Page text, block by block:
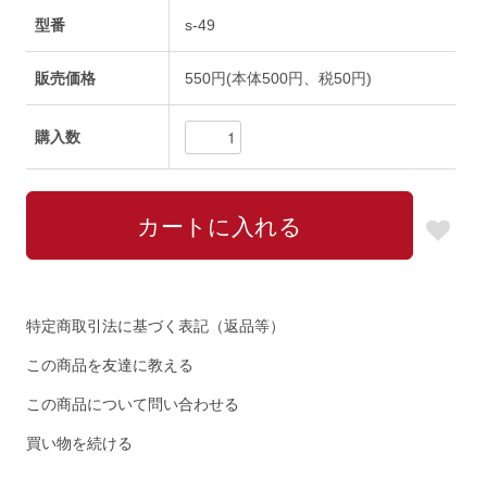
型番 s-49
販売価格 550円(本体500円、税50円)
購入数
特定商取引法に基づく表記（返品等）
この商品を友達に教える
この商品について問い合わせる
買い物を続ける